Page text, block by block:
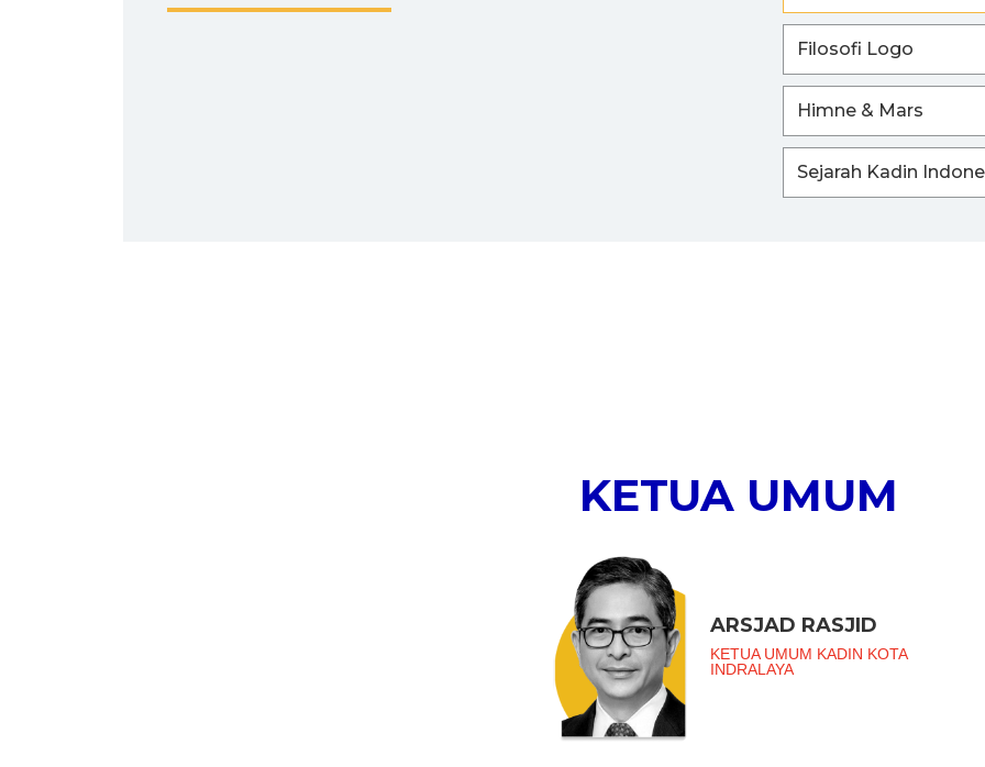
Filosofi Logo
Himne & Mars
Sejarah Kadin
KETUA UMUM
ARSJAD RASJID
KETUA UMUM KADIN KOTA
INDRALAYA